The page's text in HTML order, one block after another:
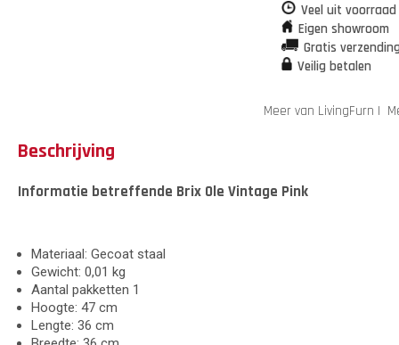
Veel uit
Eigen showroom
Gratis
Veilig betalen
Meer van LivingFurn |
Beschrijving
Informatie betreffende Brix Ole Vintage Pink
Materiaal: Gecoat staal
Gewicht: 0,01 kg
Aantal pakketten 1
Hoogte: 47 cm
Lengte: 36 cm